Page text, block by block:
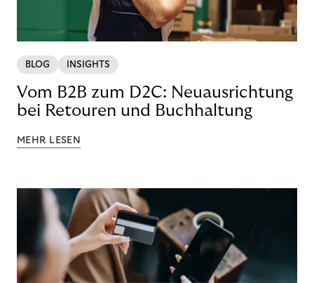
BLOG INSIGHTS
Vom B2B zum D2C: Neuausrichtung
bei Retouren und Buchhaltung
MEHR LESEN